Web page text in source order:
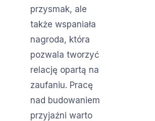
przysmak, ale
także wspaniała
nagroda, która
pozwala tworzyć
relację opartą na
zaufaniu. Pracę
nad budowaniem
przyjaźni warto